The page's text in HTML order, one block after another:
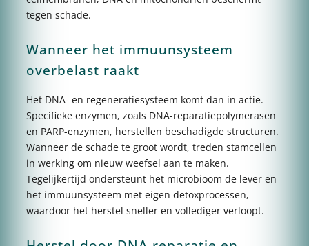
tegen schade.
Wanneer het immuunsysteem
overbelast raakt
Het DNA- en regeneratiesysteem komt dan in actie.
Specifieke enzymen, zoals DNA-reparatiepolymerasen
en PARP-enzymen, herstellen beschadigde structuren.
Wanneer de schade te groot wordt, treden stamcellen
in werking om nieuw weefsel aan te maken.
Tegelijkertijd ondersteunt het microbioom de lever en
het immuunsysteem met eigen detoxprocessen,
waardoor het herstel sneller en vollediger verloopt.